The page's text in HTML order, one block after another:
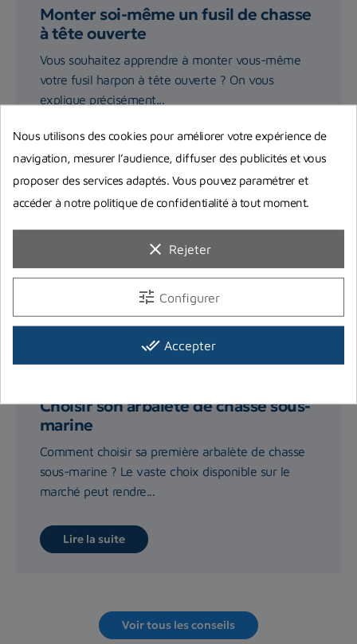
Monter soi-même un fusil de chasse
à tête ouverte
Vous souhaitez apprendre à monter vous-même
votre fusil harpon à tête ouverte ? On vous
explique précisément...
Choisir son arbalète de chasse sous-
marine
Comment choisir sa première arbalète de chasse
sous-marine ? Le vaste choix disponible sur le
marché peut rendre...
Lire la suite
Voir tous les conseils
Nous utilisons des cookies pour améliorer votre expérience de
navigation, mesurer l’audience, diffuser des publicités et vous
proposer des services adaptés. Vous pouvez paramétrer et
accéder à notre politique de confidentialité à tout moment.
clear Rejeter
tune Configurer
done_all Accepter